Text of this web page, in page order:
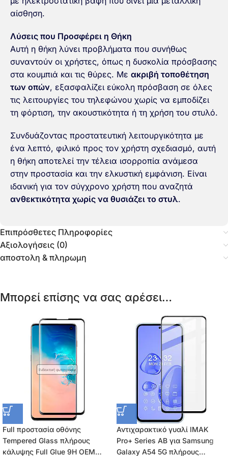
αίσθηση.
Λύσεις που Προσφέρει η Θήκη
Αυτή η θήκη λύνει προβλήματα που συνήθως
συναντούν οι χρήστες, όπως η δυσκολία πρόσβασης
στα κουμπιά και τις θύρες. Με ακριβή τοποθέτηση
των οπών, εξασφαλίζει εύκολη πρόσβαση σε όλες
τις λειτουργίες του τηλεφώνου χωρίς να εμποδίζει
τη φόρτιση, την ακουστικότητα ή τη χρήση του στυλό.
Συνδυάζοντας προστατευτική λειτουργικότητα με
ένα λεπτό, φιλικό προς τον χρήστη σχεδιασμό, αυτή
η θήκη αποτελεί την τέλεια ισορροπία ανάμεσα
στην προστασία και την ελκυστική εμφάνιση. Είναι
ιδανική για τον σύγχρονο χρήστη που αναζητά
ανθεκτικότητα χωρίς να θυσιάζει το στυλ.
Επιπρόσθετες Πληροφορίες
Αξιολογήσεις (0)
αποστολη & πληρωμη
Μπορεί επίσης να σας αρέσει…
Ενδεικτική φωτογραφία
Full προστασία οθόνης
Tempered Glass πλήρους
κάλυψης Full Glue 9H OEM
Αντιχαρακτικό γυαλί IMAK
Pro+ Series AB για Samsung
Galaxy A54 5G πλήρους